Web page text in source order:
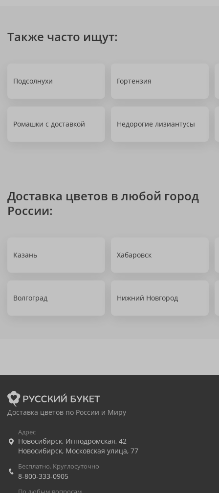
Также часто ищут:
Подсолнухи Гортензия
Ромашки с доставкой Недорогие лизиантусы
Доставка цветов в любой город
России:
Казань Хабаровск
Волгоград Нижний Новгород
Доставка цветов по России и Миру
Адрес
Новосибирск, Ипподромская, 42
Новосибирск, Московская улица, 77
Бесплатно. Круглосуточно
8-800-333-0905